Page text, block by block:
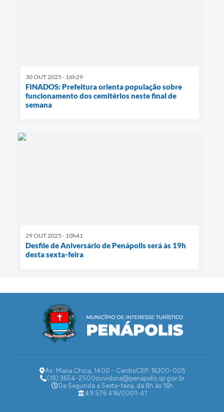
30 OUT 2025 - 16h29
FINADOS: Prefeitura orienta população sobre
funcionamento dos cemitérios neste final de
semana
29 OUT 2025 - 10h41
Desfile de Aniversário de Penápolis será às 19h
desta sexta-feira
Av. Maria Chica, 1400 - CentroCEP: 16300-005
(18) 3654-2500ouvidoria@penapolis.sp.gov.br
De Segunda a Sexta-feira, da 8h às 16h
49.576.416/0001-41